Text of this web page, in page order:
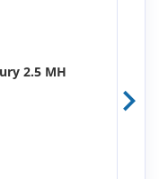
2.5 MH